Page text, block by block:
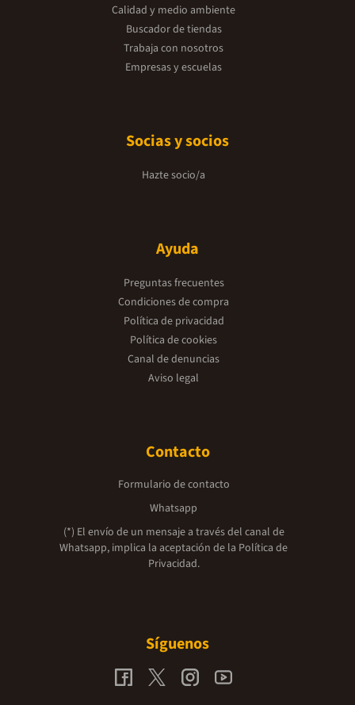
Calidad y medio ambiente
Buscador de tiendas
Trabaja con nosotros
Empresas y escuelas
Socias y socios
Hazte socio/a
Ayuda
Preguntas frecuentes
Condiciones de compra
Política de privacidad
Política de cookies
Canal de denuncias
Aviso legal
Contacto
Formulario de contacto
Whatsapp
(*) El envío de un mensaje a través del canal de
Whatsapp, implica la aceptación de la Política de
Privacidad.
Síguenos